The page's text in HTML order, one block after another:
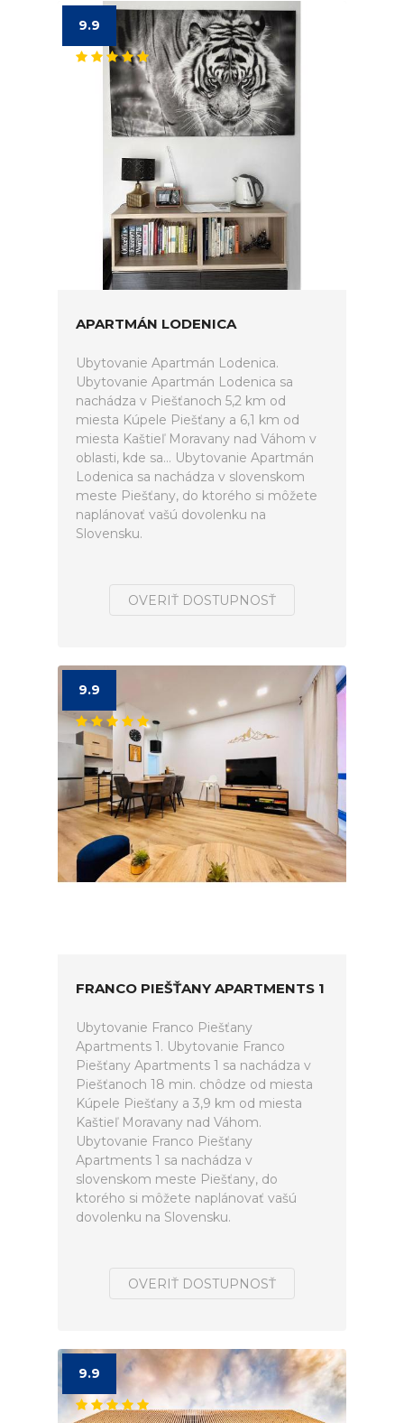
9.9
APARTMÁN LODENICA
Ubytovanie Apartmán Lodenica.
Ubytovanie Apartmán Lodenica sa
nachádza v Piešťanoch 5,2 km od
miesta Kúpele Piešťany a 6,1 km od
miesta Kaštieľ Moravany nad Váhom v
oblasti, kde sa... Ubytovanie Apartmán
Lodenica sa nachádza v slovenskom
meste Piešťany, do ktorého si môžete
naplánovať vašú dovolenku na
Slovensku.
OVERIŤ DOSTUPNOSŤ
9.9
FRANCO PIEŠŤANY APARTMENTS 1
Ubytovanie Franco Piešťany
Apartments 1. Ubytovanie Franco
Piešťany Apartments 1 sa nachádza v
Piešťanoch 18 min. chôdze od miesta
Kúpele Piešťany a 3,9 km od miesta
Kaštieľ Moravany nad Váhom.
Ubytovanie Franco Piešťany
Apartments 1 sa nachádza v
slovenskom meste Piešťany, do
ktorého si môžete naplánovať vašú
dovolenku na Slovensku.
OVERIŤ DOSTUPNOSŤ
9.9